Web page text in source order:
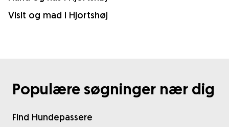
Visit og mad i Hjortshøj
Populære søgninger nær dig
Find Hundepassere